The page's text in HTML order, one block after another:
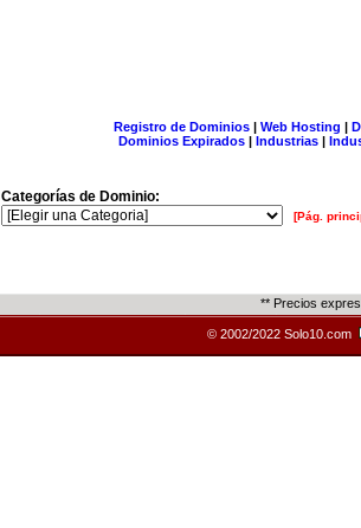
Registro de Dominios| Web Hosting |
Dominios Expirados | Industrias |
Categorías de Dominio:
[Pág.
** Precios
© 2002/2022 Solo10.com